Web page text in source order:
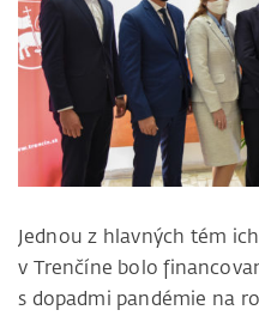
Jednou z hlavných tém
v Trenčíne bolo
s dopadmi pandémie na